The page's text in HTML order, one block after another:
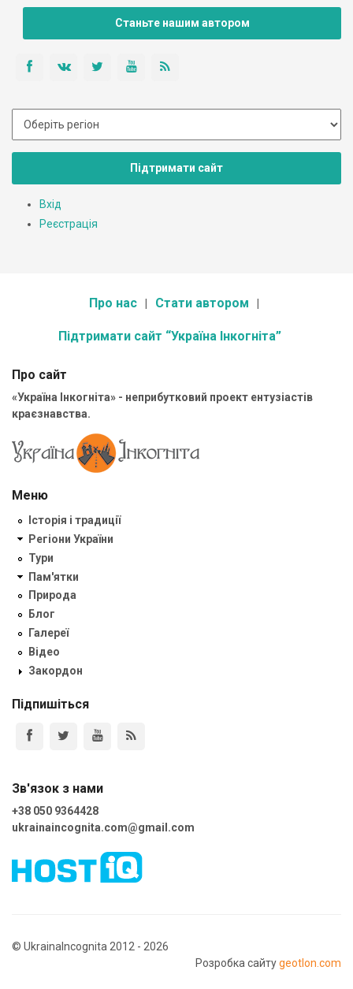
Станьте нашим автором
Підтримати сайт
Вхід
Реєстрація
Про нас Стати автором
Підтримати сайт “Україна Інкогніта”
Про сайт
«Україна Інкогніта» - неприбутковий проект ентузіастів
краєзнавства.
Меню
Історія і традиції
Регіони України
Тури
Пам'ятки
Природа
Блог
Галереї
Відео
Закордон
Підпишіться
Зв'язок з нами
+38 050 9364428
ukrainaincognita.com@gmail.com
© UkrainaIncognita 2012 - 2026
Розробка сайтуgeotlon.com